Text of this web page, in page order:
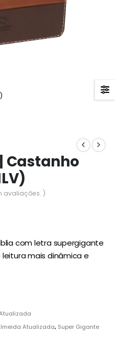
Castanho
avaliações. )
com letra supergigante
mais dinâmica e
Atualizada, Super Gigante